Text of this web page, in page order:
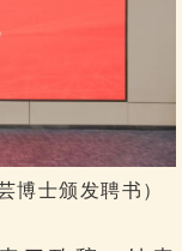
博士颁发聘书）